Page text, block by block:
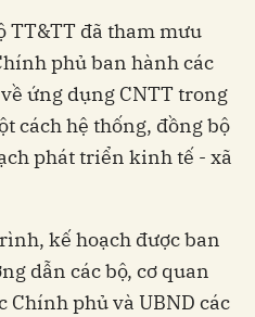
TT&TT đã tham mưu
phủ ban hành các
ứng dụng CNTT trong
cách hệ thống, đồng bộ
phát triển kinh tế - xã
kế hoạch được ban
dẫn các bộ, cơ quan
Chính phủ và UBND các